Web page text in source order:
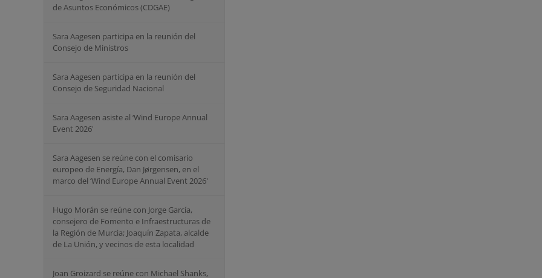
de Asuntos Económicos (CDGAE)
Sara Aagesen participa en la reunión del
Consejo de Ministros
Sara Aagesen participa en la reunión del
Consejo de Seguridad Nacional
Sara Aagesen asiste al ‘Wind Europe Annual
Event 2026'
Sara Aagesen se reúne con el comisario
europeo de Energía, Dan Jørgensen, en el
marco del ‘Wind Europe Annual Event 2026'
Hugo Morán se reúne con Jorge García,
consejero de Fomento e Infraestructuras de
la Región de Murcia; Joaquín Zapata, alcalde
de La Unión, y vecinos de esta localidad
Joan Groizard se reúne con Michael Shanks,